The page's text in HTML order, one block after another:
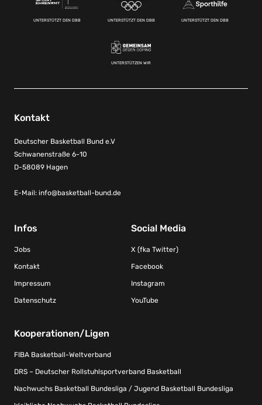
UNTERSTÜTZT DEN DBB UNTERSTÜTZT DEN DBB UNTERSTÜTZT DEN DBB
UNTERSTÜTZEN WIR
Kontakt
Deutscher Basketball Bund e.V
Schwanenstraße 6-10
D-58089 Hagen
E-Mail: info@basketball-bund.de
Infos
Jobs
Kontakt
Impressum
Datenschutz
Social Media
X (fka Twitter)
Facebook
Instagram
YouTube
Kooperationen/Ligen
FIBA Basketball-Weltverband
DRS – Deutscher Rollstuhlsportverband Basketball
Nachwuchs Basketball Bundesliga / Jugend Basketball Bundesliga